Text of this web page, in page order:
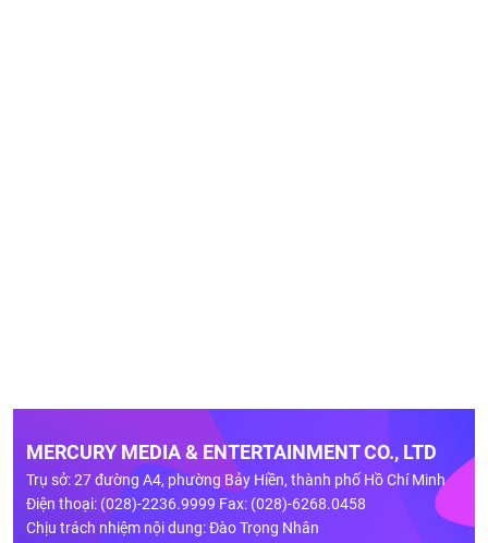
MERCURY MEDIA & ENTERTAINMENT CO., LTD
Trụ sở: 27 đường A4, phường Bảy Hiền, thành phố Hồ Chí Minh
Điện thoại: (028)-2236.9999 Fax: (028)-6268.0458
Chịu trách nhiệm nội dung: Đào Trọng Nhân